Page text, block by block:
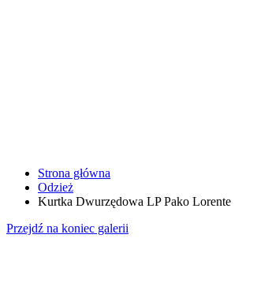
Strona główna
Odzież
Kurtka Dwurzędowa LP Pako Lorente
Przejdź na koniec galerii